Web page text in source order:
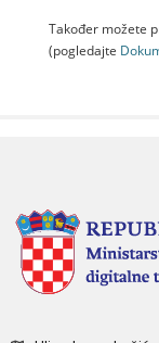
Također možete
(pogledajte